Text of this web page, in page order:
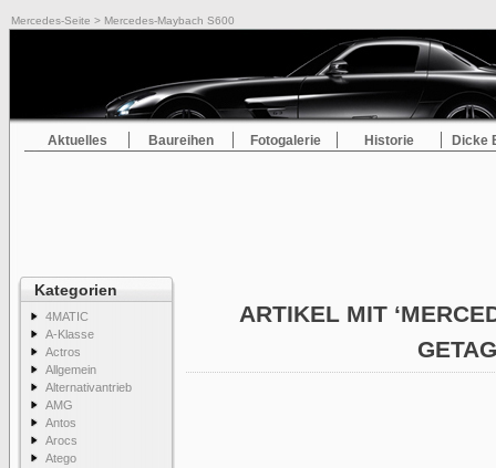
Mercedes-Seite > Mercedes-Maybach S600
Aktuelles Baureihen Fotogalerie Historie Dicke
Kategorien
4MATIC
A-Klasse
Actros
Allgemein
Alternativantrieb
AMG
Antos
Arocs
Atego
ARTIKEL MIT